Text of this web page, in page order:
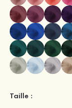
Taille :